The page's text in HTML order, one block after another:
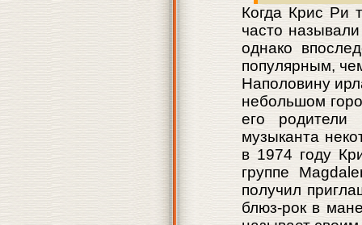
Когда Крис Ри
часто
однако
популярным,
Наполовину
небольшом
его родители
музыканта
в 1974 году
группе
получил
блюз-рок в